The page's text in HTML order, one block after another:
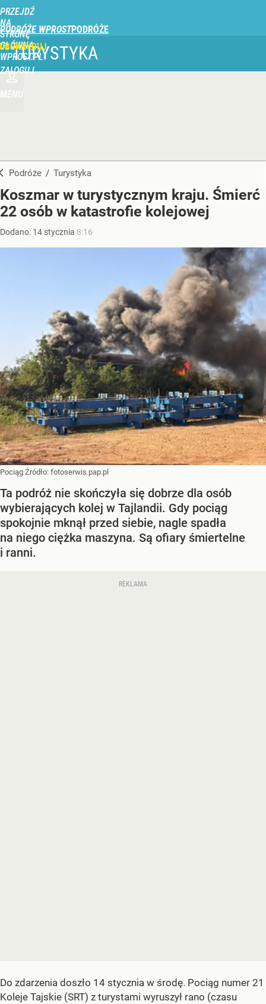
PRZEJDŹ
NA
STRONĘ
GŁÓWNĄ
WPROST.PL
PODRÓŻE WPROST
ZALOGUJ
MENU
TURYSTYKA
Podróże / Turystyka
Koszmar w turystycznym kraju. Śmierć
22 osób w katastrofie kolejowej
Dodano: 14 stycznia 8:16
Pociąg Źródło: fotoserwis.pap.pl
Ta podróż nie skończyła się dobrze dla osób
wybierających kolej w Tajlandii. Gdy pociąg
spokojnie mknął przed siebie, nagle spadła
na niego ciężka maszyna. Są ofiary śmiertelne
i ranni.
Do zdarzenia doszło 14 stycznia w środę. Pociąg numer 21
Koleje Tajskie (SRT) z turystami wyruszył rano (czasu